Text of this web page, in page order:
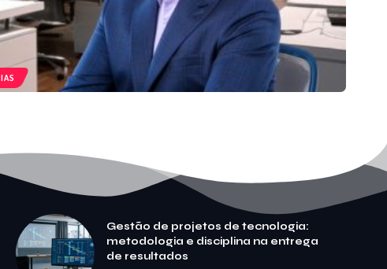
Gestão de projetos de tecnologia:
metodologia e disciplina na entrega
de resultados